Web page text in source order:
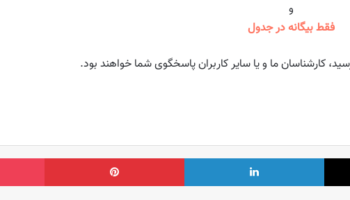
و
فقط بیگانه در جدول
کارشناسان ما و یا سایر کاربران پاسخگوی شما خواهند بود.
X لینکدین ‫پین‌ترست